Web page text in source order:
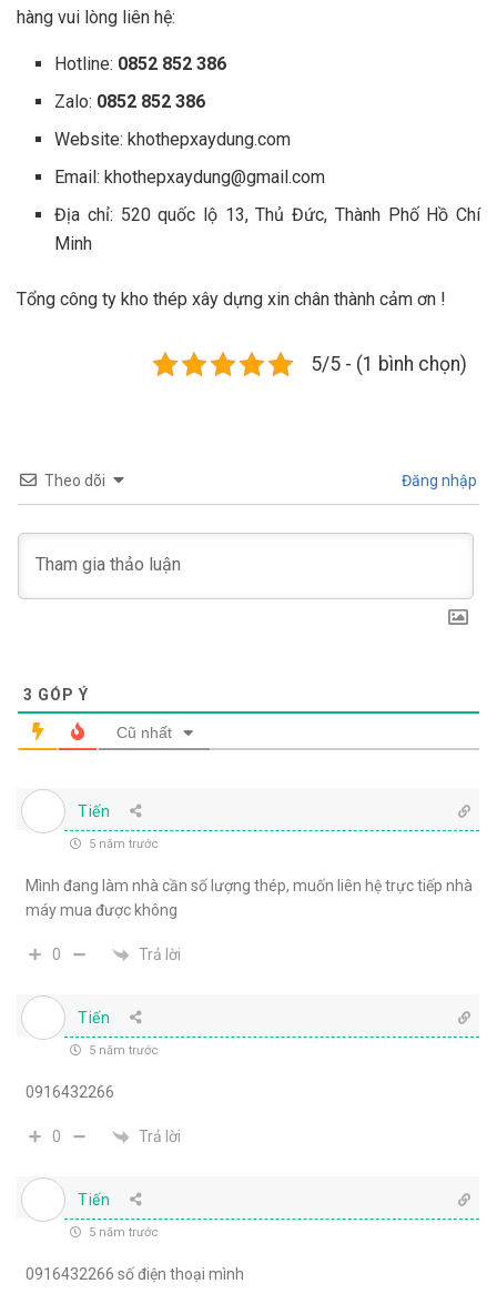
hàng vui lòng liên hệ:
Hotline: 0852 852 386
Zalo: 0852 852 386
Website: khothepxaydung.com
Email: khothepxaydung@gmail.com
Địa chỉ: 520 quốc lộ 13, Thủ Đức, Thành Phố Hồ Chí
Minh
Tổng công ty kho thép xây dựng xin chân thành cảm ơn !
5/5 - (1 bình chọn)
Theo dõi Đăng nhập
3 GÓP Ý
Cũ nhất
Tiến
5 năm trước
Mình đang làm nhà cần số lượng thép, muốn liên hệ trực tiếp nhà
máy mua được không
0 Trả lời
Tiến
5 năm trước
0916432266
0 Trả lời
Tiến
5 năm trước
0916432266 số điện thoại mình